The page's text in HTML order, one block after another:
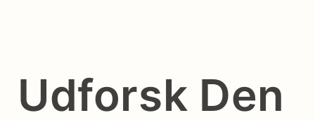
Udforsk Den